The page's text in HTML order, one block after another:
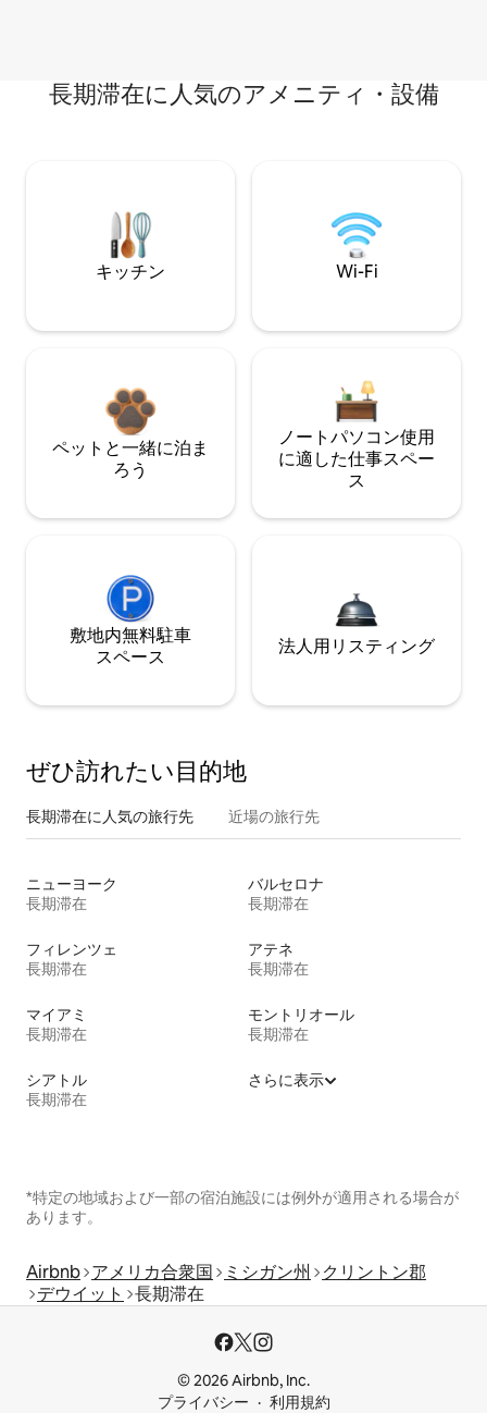
長期滞在に人気のアメニティ・設備
キッチン Wi-Fi
ペットと一緒に泊ま
ろう
ノートパソコン使用
に適した仕事スペー
ス
敷地内無料駐⁠車
ス⁠ペ⁠ー⁠ス
法人用リスティング
ぜひ訪⁠れ⁠た⁠い目⁠的⁠地
長期滞在に人気の旅行先 近場の旅行先
ニューヨーク
長期滞在
バルセロナ
長期滞在
フィレンツェ
長期滞在
アテネ
長期滞在
マイアミ
長期滞在
モントリオール
長期滞在
シアトル
長期滞在
さらに表示
*特定の地域および一部の宿泊施設には例外が適用される場合が
あります。
Airbnb アメリカ合衆国 ミシガン州
クリントン郡
デウイット
長期滞在
© 2026 Airbnb, Inc.
プライバシー
利用規約